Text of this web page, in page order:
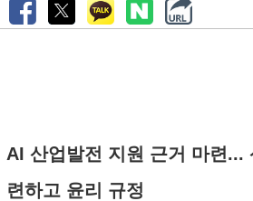
AI 산업발전 지원 근거 마련...
련하고 윤리 규정